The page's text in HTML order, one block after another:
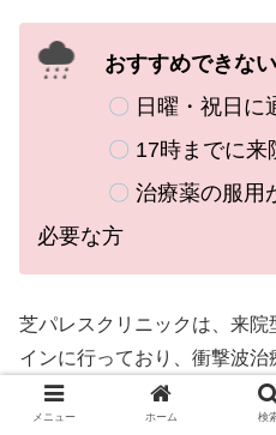
おすすめできな
〇 日曜・祝日に
〇 17時までに来
〇 治療薬の服用
必要な方
芝パレスクリニックは、来
インに行っており、衝撃波
と言えるでしょう。
メニュー ホーム 検